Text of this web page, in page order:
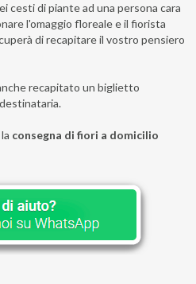
cesti di piante ad una persona cara
l'omaggio floreale e il fiorista
di recapitare il vostro pensiero
recapitato un biglietto
consegna di fiori a domicilio